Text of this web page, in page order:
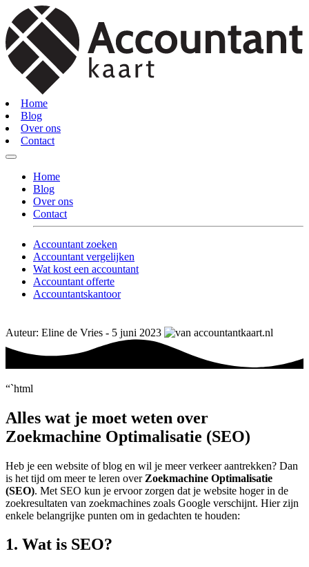
Home
Blog
Over ons
Contact
Home
Blog
Over ons
Contact
Accountant zoeken
Accountant vergelijken
Wat kost een accountant
Accountant offerte
Accountantskantoor
Auteur: Eline de Vries - 5 juni 2023
“`html
Alles wat je moet weten over
Zoekmachine Optimalisatie (SEO)
Heb je een website of blog en wil je meer verkeer aantrekken? Dan
is het tijd om meer te leren over Zoekmachine Optimalisatie
(SEO). Met SEO kun je ervoor zorgen dat je website hoger in de
zoekresultaten van zoekmachines zoals Google verschijnt. Hier zijn
enkele belangrijke punten om in gedachten te houden:
1. Wat is SEO?